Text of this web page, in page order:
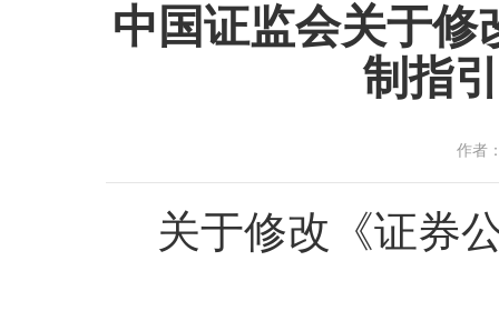
中国证监会关于修
制指
作者
关于修改《证券